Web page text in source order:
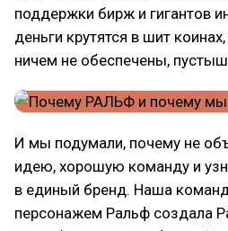
поддержки бирж и гигантов
деньги крутятся в шит
ничем не обеспечены,
И мы подумали, почему не
идею, хорошую команду и
в единый бренд. Наша
персонажем Ральф создала